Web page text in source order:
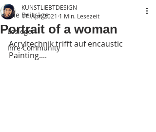
Alle Beiträge
Loslegen
Ihre Community
Portrait of a woman
KUNSTLIEBTDESIGN
17. Apr. 2021 1 Min. Lesezeit
Acryltechnik trifft auf encaustic
Painting....